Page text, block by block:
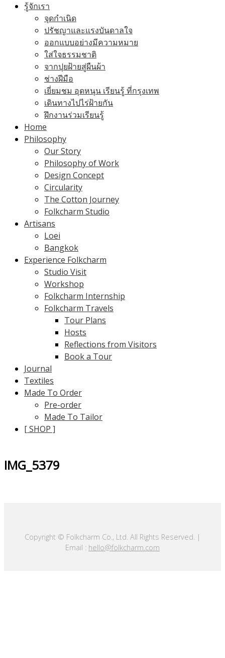
รู้จักเรา
จุดกำเนิด
ปรัชญาและแรงบันดาลใจ
ออกแบบอย่างมีความหมาย
ใส่ใจธรรมชาติ
จากปุยฝ้ายสู่ผืนผ้า
ช่างฝีมือ
เยี่ยมชม อุดหนุน เรียนรู้ ที่กรุงเทพ
เดินทางไปไร่ฝ้ายกัน
ฝึกงานร่วมเรียนรู้
Home
Philosophy
Our Story
Philosophy of Work
Design Concept
Circularity
The Cotton Journey
Folkcharm Studio
Artisans
Loei
Bangkok
Experience Folkcharm
Studio Visit
Workshop
Folkcharm Internship
Folkcharm Travels
Tour Plans
Hosts
Reflections from Visitors
Book a Tour
Journal
Textiles
Made To Order
Pre-order
Made To Tailor
[ SHOP ]
IMG_5379
Copyright © Folkcharm Co., Ltd. All Rights Reserved. |
Email : hello@folkcharm.com